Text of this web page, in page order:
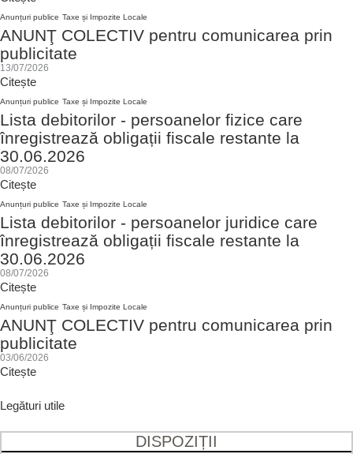
Anunțuri publice Taxe și Impozite Locale
ANUNŢ COLECTIV pentru comunicarea prin
publicitate
13/07/2026
Citește
Anunțuri publice Taxe și Impozite Locale
Lista debitorilor - persoanelor fizice care
înregistrează obligații fiscale restante la
30.06.2026
08/07/2026
Citește
Anunțuri publice Taxe și Impozite Locale
Lista debitorilor - persoanelor juridice care
înregistrează obligații fiscale restante la
30.06.2026
08/07/2026
Citește
Anunțuri publice Taxe și Impozite Locale
ANUNŢ COLECTIV pentru comunicarea prin
publicitate
03/06/2026
Citește
Legături utile
DISPOZIȚII